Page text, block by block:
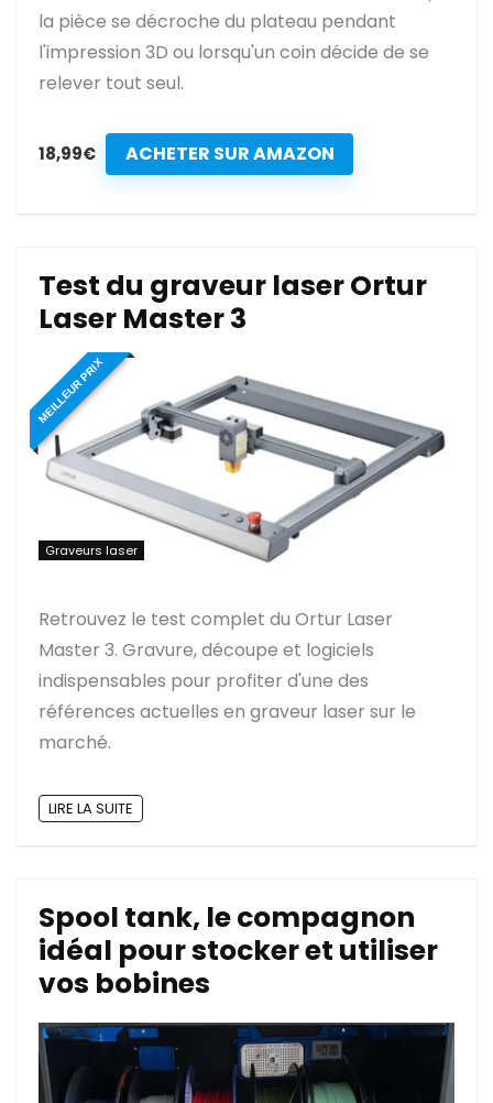
la pièce se décroche du plateau pendant
l'impression 3D ou lorsqu'un coin décide de se
relever tout seul.
18,99€ ACHETER SUR AMAZON
Test du graveur laser Ortur
Laser Master 3
MEILLEUR PRIX
Graveurs laser
Retrouvez le test complet du Ortur Laser
Master 3. Gravure, découpe et logiciels
indispensables pour profiter d'une des
références actuelles en graveur laser sur le
marché.
LIRE LA SUITE
Spool tank, le compagnon
idéal pour stocker et utiliser
vos bobines